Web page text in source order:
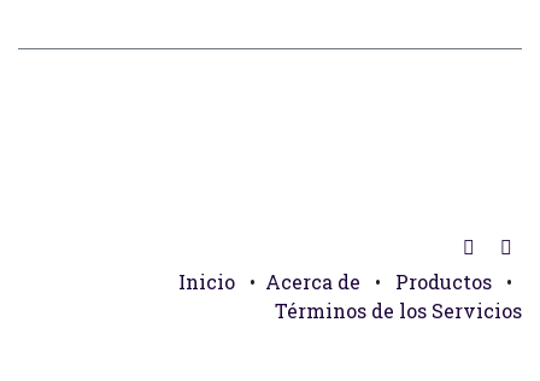
Inicio • Acerca de • Productos
•
Términos de los Servicios